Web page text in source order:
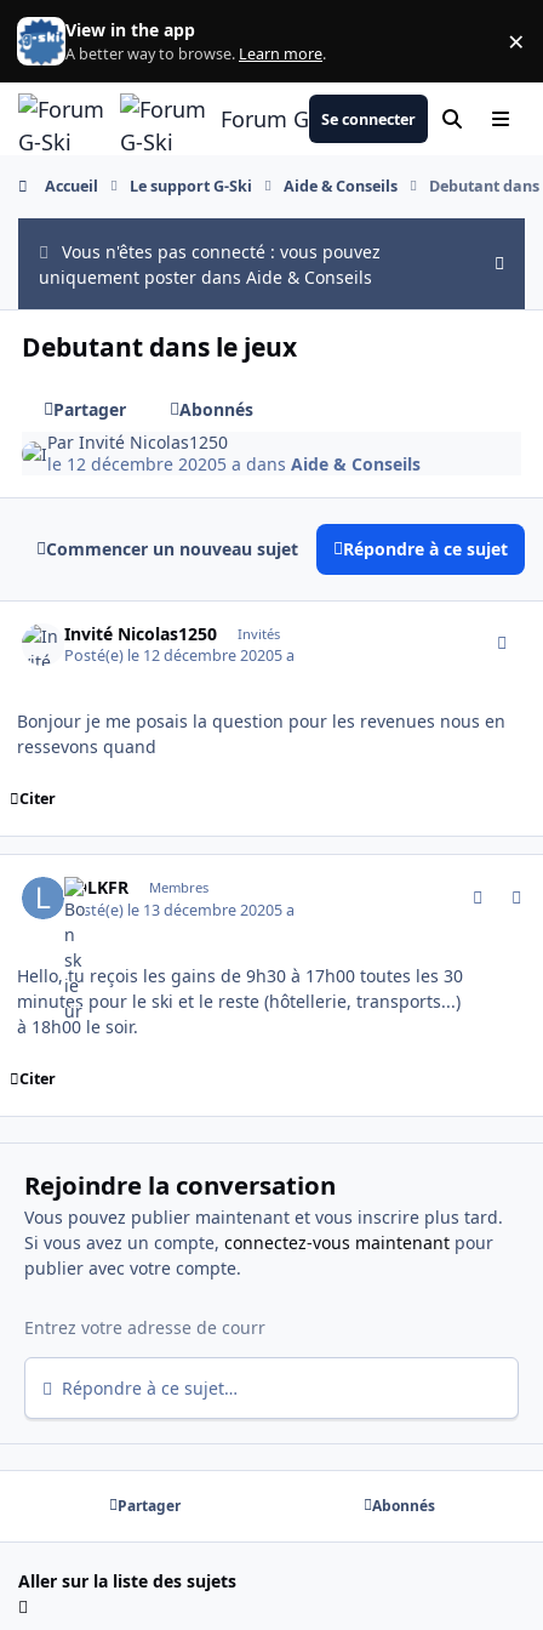
Aller au contenu
View in the app
A better way to browse. Learn more. ×
Forum G-SkiSe connecter Rechercher
Menu
Accueil Le support G-Ski Aide & Conseils Debutant
Vous n'êtes pas connecté : vous pouvez
uniquement poster dans Aide & Conseils
Hide
Debutant dans le jeux
Partager
Abonnés
ParInvité Nicolas1250
le 12 décembre 20205 a dansAide & Conseils
Commencer un nouveau sujet Répondre à ce sujet
Invité Nicolas1250 Invités
Posté(e) le 12 décembre 20205 a
Bonjour je me posais la question pour les revenues nous en
ressevons quand
Citer
LOLKFR Membres
Posté(e) le 13 décembre 20205 a
Hello, tu reçois les gains de 9h30 à 17h00 toutes les 30
minutes pour le ski et le reste (hôtellerie, transports...)
à 18h00 le soir.
Citer
Rejoindre la conversation
Vous pouvez publier maintenant et vous inscrire plus tard.
Si vous avez un compte, connectez-vous maintenantpour
publier avec votre compte.
Répondre à ce sujet…
Partager Abonnés
Aller sur la liste des sujets